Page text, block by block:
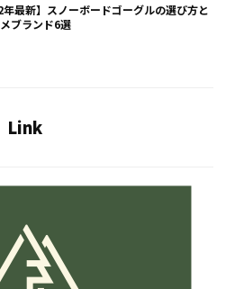
年最新】スノーボードゴーグルの選び方と
ブランド6選
Link